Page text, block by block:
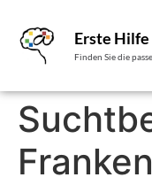
Erste
Finden Sie die